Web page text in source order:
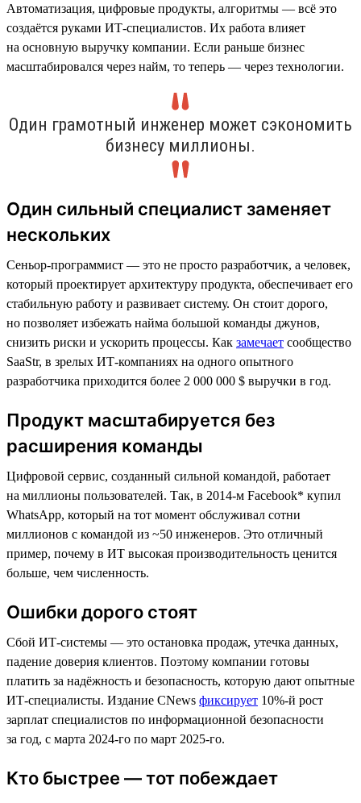
Автоматизация, цифровые продукты, алгоритмы — всё это
создаётся руками ИТ-специалистов. Их работа влияет
на основную выручку компании. Если раньше бизнес
масштабировался через найм, то теперь — через технологии.
Один грамотный инженер может сэкономить
бизнесу миллионы.
Один сильный специалист заменяет
нескольких
Сеньор-программист — это не просто разработчик, а человек,
который проектирует архитектуру продукта, обеспечивает его
стабильную работу и развивает систему. Он стоит дорого,
но позволяет избежать найма большой команды джунов,
снизить риски и ускорить процессы. Как замечает сообщество
SaaStr, в зрелых ИТ-компаниях на одного опытного
разработчика приходится более 2 000 000 $ выручки в год.
Продукт масштабируется без
расширения команды
Цифровой сервис, созданный сильной командой, работает
на миллионы пользователей. Так, в 2014-м Facebook* купил
WhatsApp, который на тот момент обслуживал сотни
миллионов с командой из ~50 инженеров. Это отличный
пример, почему в ИТ высокая производительность ценится
больше, чем численность.
Ошибки дорого стоят
Сбой ИТ-системы — это остановка продаж, утечка данных,
падение доверия клиентов. Поэтому компании готовы
платить за надёжность и безопасность, которую дают опытные
ИТ-специалисты. Издание CNews фиксирует 10%-й рост
зарплат специалистов по информационной безопасности
за год, с марта 2024-го по март 2025-го.
Кто быстрее — тот побеждает